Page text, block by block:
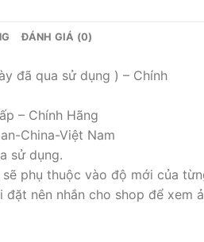
ĐÁNH GIÁ (0)
đã qua sử dụng ) – Chính
– Chính Hãng
China-Việt Nam
sử dụng.
sẽ phụ thuộc vào độ mới của
đặt nên nhắn cho shop để